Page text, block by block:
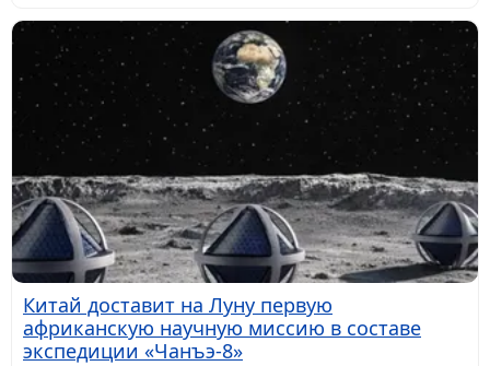
Китай доставит на Луну первую
африканскую научную миссию в составе
экспедиции «Чанъэ-8»